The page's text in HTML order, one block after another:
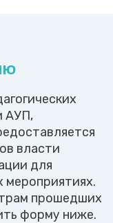
АУП,
власти
для
мероприятиях.
прошедших
форму ниже.